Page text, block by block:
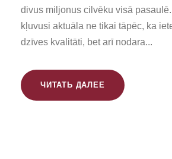
divus miljonus cilvēku visā
kļuvusi aktuāla ne tikai tāpēc, ka
dzīves kvalitāti, bet arī nodara...
ЧИТАТЬ ДАЛЕЕ